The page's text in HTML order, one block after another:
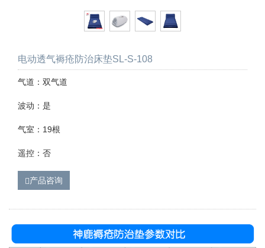
电动透气褥疮防治床垫SL-S-108
气道：双气道
波动：是
气室：19根
遥控：否
产品咨询